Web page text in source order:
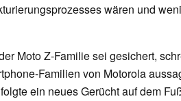
wären und
Moto Z-Familie sei gesichert,
Familien von Motorola
ein neues Gerücht auf dem